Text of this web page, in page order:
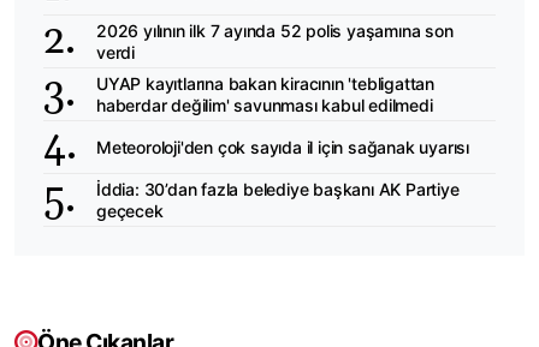
2026 yılının ilk 7 ayında 52 polis yaşamına son
verdi
UYAP kayıtlarına bakan kiracının 'tebligattan
haberdar değilim' savunması kabul edilmedi
Meteoroloji'den çok sayıda il için sağanak uyarısı
İddia: 30’dan fazla belediye başkanı AK Partiye
geçecek